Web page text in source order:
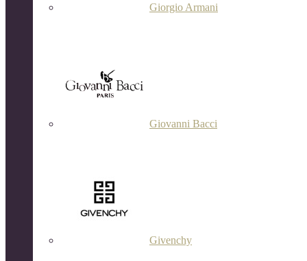
Giorgio Armani
Giovanni Bacci
Givenchy